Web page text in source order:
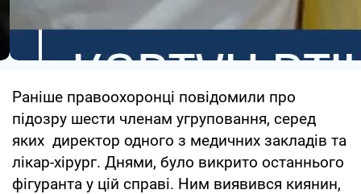
Раніше правоохоронці повідомили про
підозру шести членам угруповання, серед
яких директор одного з медичних закладів та
лікар-хірург. Днями, було викрито останнього
фігуранта у цій справі. Ним виявився киянин,